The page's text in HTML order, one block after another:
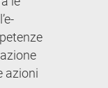
azioni